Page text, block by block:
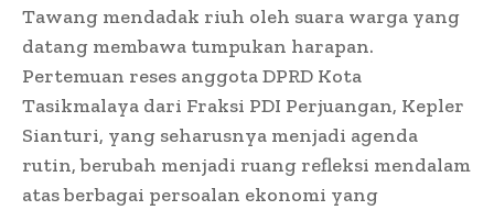
Tawang mendadak riuh oleh suara warga yang
datang membawa tumpukan harapan.
Pertemuan reses anggota DPRD Kota
Tasikmalaya dari Fraksi PDI Perjuangan, Kepler
Sianturi, yang seharusnya menjadi agenda
rutin, berubah menjadi ruang refleksi mendalam
atas berbagai persoalan ekonomi yang